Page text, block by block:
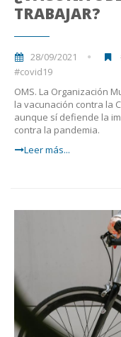
TRABAJAR?
28/09/2021
#covid19
OMS. La Organización
la vacunación contra la
aunque sí defiende la
contra la pandemia.
Leer más...